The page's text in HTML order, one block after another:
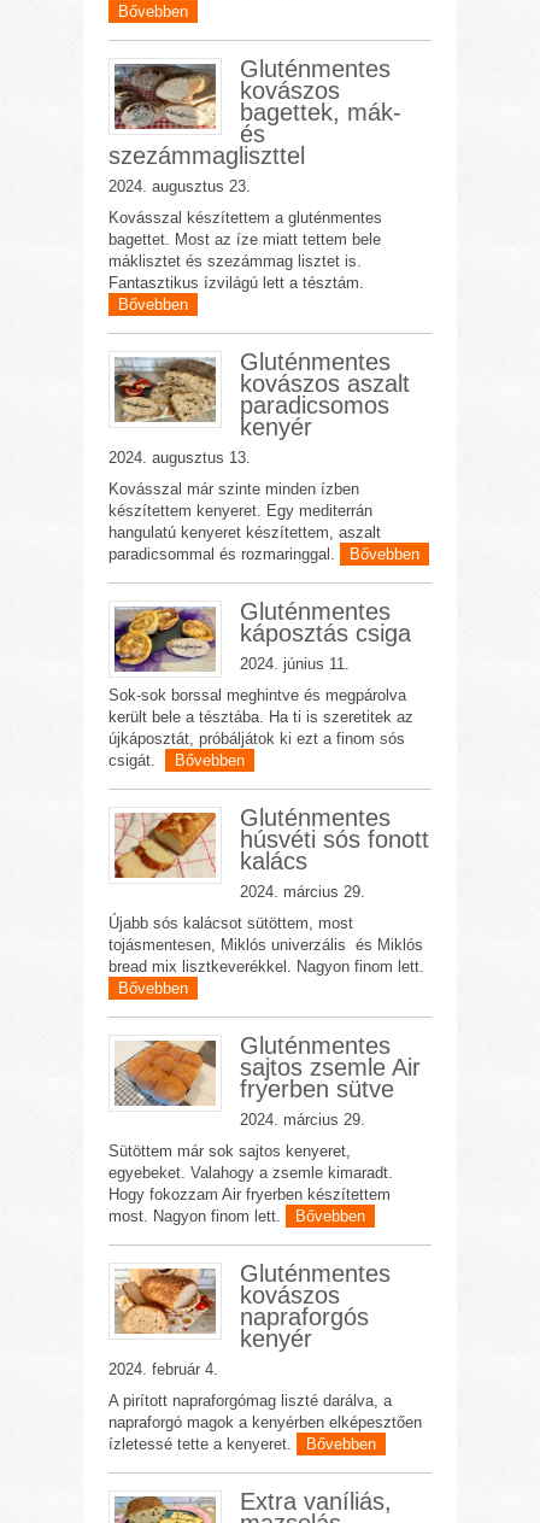
Bővebben
Gluténmentes
kovászos
bagettek, mák-
és
szezámmagliszttel
2024. augusztus 23.
Kovásszal készítettem a gluténmentes
bagettet. Most az íze miatt tettem bele
máklisztet és szezámmag lisztet is.
Fantasztikus ízvilágú lett a tésztám.
Bővebben
Gluténmentes
kovászos aszalt
paradicsomos
kenyér
2024. augusztus 13.
Kovásszal már szinte minden ízben
készítettem kenyeret. Egy mediterrán
hangulatú kenyeret készítettem, aszalt
paradicsommal és rozmaringgal.
Bővebben
Gluténmentes
káposztás csiga
2024. június 11.
Sok-sok borssal meghintve és megpárolva
került bele a tésztába. Ha ti is szeretitek az
újkáposztát, próbáljátok ki ezt a finom sós
csigát.
Bővebben
Gluténmentes
húsvéti sós fonott
kalács
2024. március 29.
Újabb sós kalácsot sütöttem, most
tojásmentesen, Miklós univerzális és Miklós
bread mix lisztkeverékkel. Nagyon finom lett.
Bővebben
Gluténmentes
sajtos zsemle Air
fryerben sütve
2024. március 29.
Sütöttem már sok sajtos kenyeret,
egyebeket. Valahogy a zsemle kimaradt.
Hogy fokozzam Air fryerben készítettem
most. Nagyon finom lett.
Bővebben
Gluténmentes
kovászos
napraforgós
kenyér
2024. február 4.
A pirított napraforgómag liszté darálva, a
napraforgó magok a kenyérben elképesztően
ízletessé tette a kenyeret.
Bővebben
Extra vaníliás,